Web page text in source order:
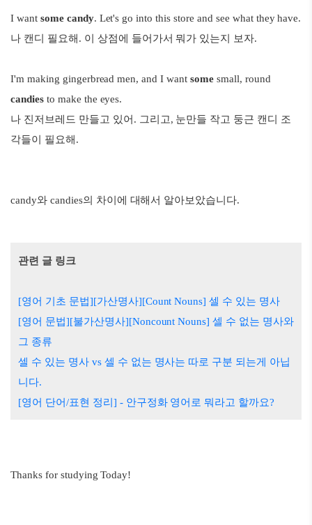
I want some candy. Let's go into this store and see what they have.
나 캔디 필요해. 이 상점에 들어가서 뭐가 있는지 보자.
I'm making gingerbread men, and I wantsomesmall, round
candiesto make the eyes.
나 진저브레드 만들고 있어. 그리고, 눈만들 작고 둥근 캔디 조
각들이 필요해.
candy와 candies의 차이에 대해서 알아보았습니다.
관련 글 링크
[영어 기초 문법][가산명사][Count Nouns] 셀 수 있는 명사
[영어 문법][불가산명사][Noncount Nouns] 셀 수 없는 명사와
그 종류
셀 수 있는 명사 vs 셀 수 없는 명사는 따로 구분 되는게 아닙
니다.
[영어 단어/표현 정리] - 안구정화 영어로 뭐라고 할까요?
Thanks for studying Today!